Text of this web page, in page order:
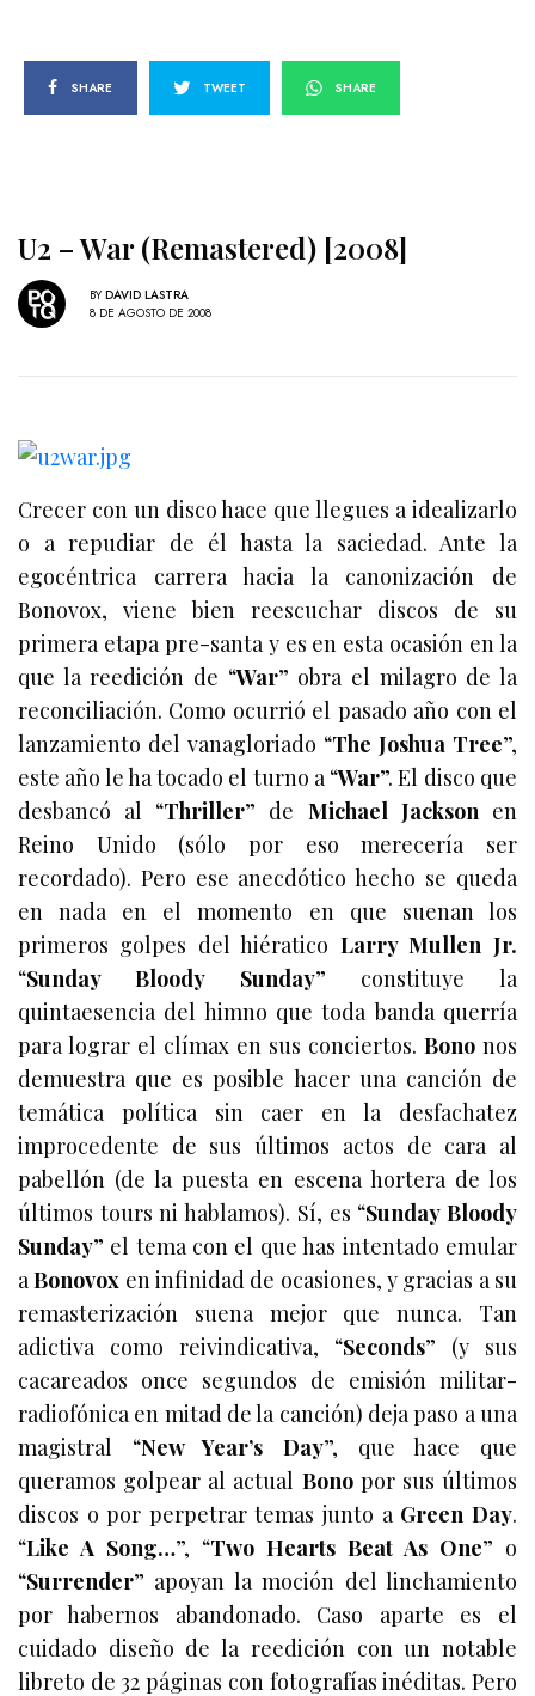
SHARE TWEET SHARE
U2 – War (Remastered) [2008]
BY DAVID LASTRA
8 DE AGOSTO DE 2008
Crecer con un disco hace que llegues a idealizarlo
o a repudiar de él hasta la saciedad. Ante la
egocéntrica carrera hacia la canonización de
Bonovox, viene bien reescuchar discos de su
primera etapa pre-santa y es en esta ocasión en la
que la reedición de “War” obra el milagro de la
reconciliación. Como ocurrió el pasado año con el
lanzamiento del vanagloriado “The Joshua Tree”,
este año le ha tocado el turno a “War”. El disco que
desbancó al “Thriller” de Michael Jackson en
Reino Unido (sólo por eso merecería ser
recordado). Pero ese anecdótico hecho se queda
en nada en el momento en que suenan los
primeros golpes del hiératico Larry Mullen Jr.
“Sunday Bloody Sunday” constituye la
quintaesencia del himno que toda banda querría
para lograr el clímax en sus conciertos. Bononos
demuestra que es posible hacer una canción de
temática política sin caer en la desfachatez
improcedente de sus últimos actos de cara al
pabellón (de la puesta en escena hortera de los
últimos tours ni hablamos). Sí, es “Sunday Bloody
Sunday” el tema con el que has intentado emular
aBonovox en infinidad de ocasiones, y gracias a su
remasterización suena mejor que nunca. Tan
adictiva como reivindicativa, “Seconds” (y sus
cacareados once segundos de emisión militar-
radiofónica en mitad de la canción) deja paso a una
magistral “New Year’s Day”, que hace que
queramos golpear al actual Bonopor sus últimos
discos o por perpetrar temas junto a Green Day.
“Like A Song…”, “Two Hearts Beat As One” o
“Surrender” apoyan la moción del linchamiento
por habernos abandonado. Caso aparte es el
cuidado diseño de la reedición con un notable
libreto de 32 páginas con fotografías inéditas. Pero